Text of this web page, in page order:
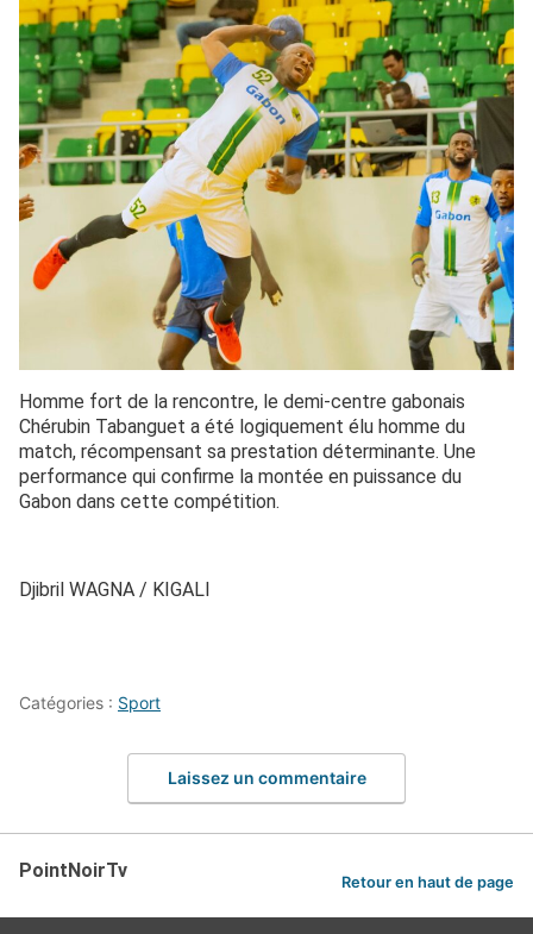
Homme fort de la rencontre, le demi-centre gabonais
Chérubin Tabanguet a été logiquement élu homme du
match, récompensant sa prestation déterminante. Une
performance qui confirme la montée en puissance du
Gabon dans cette compétition.
Djibril WAGNA / KIGALI
Catégories : Sport
Laissez un commentaire
PointNoirTv
Retour en haut de page